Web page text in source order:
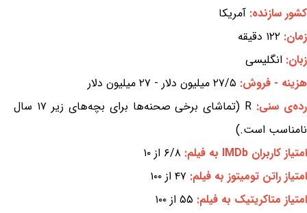
کشور سازنده: آمریکا
زمان: ۱۲۲ دقیقه
زبان: انگلیسی
هزینه - فروش: ۲۷/۵ میلیون دلار - ۲۷ میلیون دلار
رده‌ی سنی:
R (تماشای برخی صحنه‌ها برای بچه‌های زیر ۱۷ سال
نامناسب است.)
امتیاز کاربران IMDb به فیلم:
۶/۸ از ۱۰
امتیاز راتن تومیتوز به فیلم: ۴۷ از ۱۰۰
امتیاز متاکریتیک به فیلم: ۵۵ از ۱۰۰